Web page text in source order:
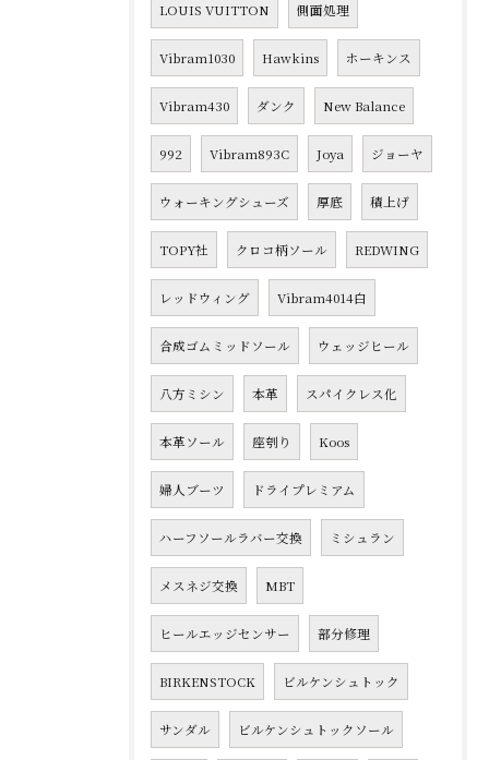
LOUIS VUITTON 側面処理
Vibram1030 Hawkins ホーキンス
Vibram430 ダンク New Balance
992 Vibram893C Joya ジョーヤ
ウォーキングシューズ 厚底 積上げ
TOPY社 クロコ柄ソール REDWING
レッドウィング Vibram4014白
合成ゴムミッドソール ウェッジヒール
八方ミシン 本革 スパイクレス化
本革ソール 座刳り Koos
婦人ブーツ ドライプレミアム
ハーフソールラバー交換 ミシュラン
メスネジ交換 MBT
ヒールエッジセンサー 部分修理
BIRKENSTOCK ビルケンシュトック
サンダル ビルケンシュトックソール